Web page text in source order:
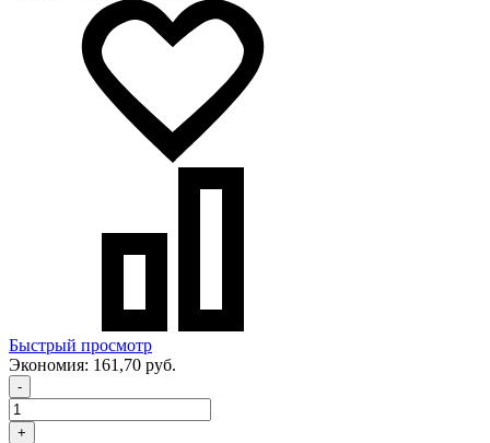
Быстрый просмотр
Экономия: 161,70 руб.
-
+